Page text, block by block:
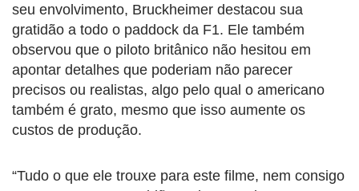
seu envolvimento, Bruckheimer destacou sua
gratidão a todo o paddock da F1. Ele também
observou que o piloto britânico não hesitou em
apontar detalhes que poderiam não parecer
precisos ou realistas, algo pelo qual o americano
também é grato, mesmo que isso aumente os
custos de produção.
“Tudo o que ele trouxe para este filme, nem consigo